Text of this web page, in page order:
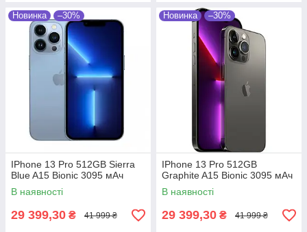
Новинка –30%
IPhone 13 Pro 512GB Sierra
Blue A15 Bionic 3095 мАч
В наявності
29 399,30 ₴ 41 999 ₴
Новинка –30%
IPhone 13 Pro 512GB
Graphite A15 Bionic 3095 мАч
В наявності
29 399,30 ₴ 41 999 ₴